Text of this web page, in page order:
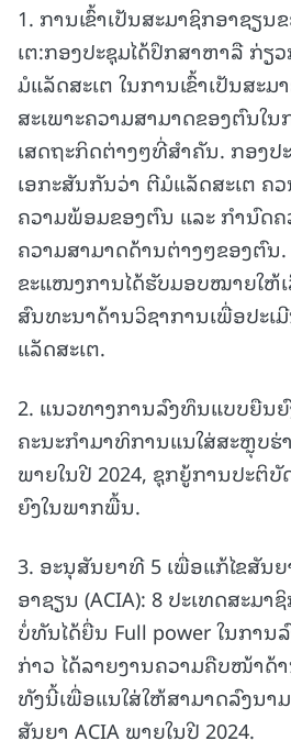
1. ການເຂົ້າເປັນສະມາຊິກອາຊຽ
ເຕ:ກອງປະຊຸມໄດ້ປຶກສາຫາລື ກ່ຽ
ມໍແລັດສະເຕ ໃນການເຂົ້າເປັນສະມ
ສະເພາະຄວາມສາມາດຂອງຕົນໃ
ເສດຖະກິດຕ່າງໆທີ່ສຳຄັນ. ກອງປ
ເອກະສັນກັນວ່າ ຕີມໍແລັດສະເຕ ຄ
ຄວາມພ້ອມຂອງຕົນ ແລະ ກຳນົດ
ຄວາມສາມາດດ້ານຕ່າງໆຂອງຕົນ
ຂະແໜງການໄດ້ຮັບມອບໝາຍໃຫ້
ສົນທະນາດ້ານວິຊາການເພື່ອປະ
ແລັດສະເຕ.
2. ແນວທາງການລົງທຶນແບບຍືນຍົ
ຄະນະກຳມາທິການແນໃສ່ສະຫຼຸບຮ່າ
ພາຍໃນປີ 2024, ຊຸກຍູ້ການປະຕິ
ຍົງໃນພາກພື້ນ.
3. ອະນຸສັນຍາທີ 5 ເພື່ອແກ້ໄຂສັນ
ອາຊຽນ (ACIA): 8 ປະເທດສະມາ
ບໍ່ທັນໄດ້ຍື່ນ Full power ໃນການ
ກ່າວ ໄດ້ລາຍງານຄວາມຄືບໜ້າດ້
ທັງນີ້ເພື່ອແນໃສ່ໃຫ້ສາມາດລົງນາ
ສັນຍາ ACIA ພາຍໃນປີ 2024.